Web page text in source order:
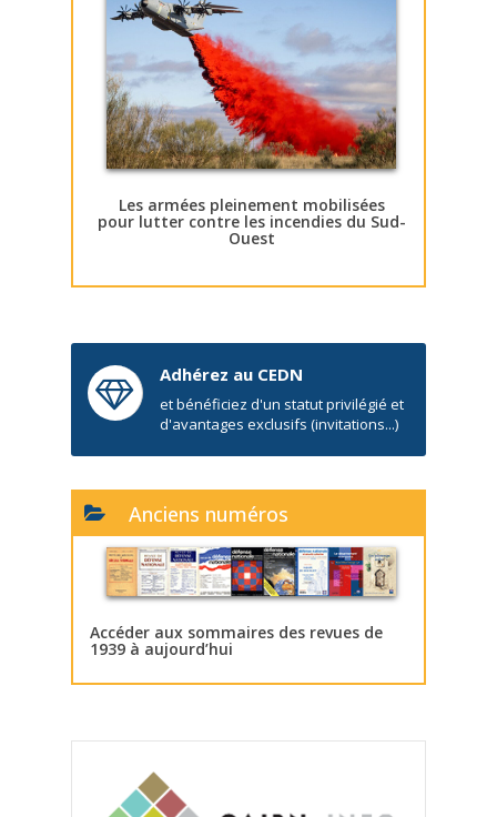
Les armées pleinement mobilisées
pour lutter contre les incendies du Sud-
Ouest
Adhérez au CEDN
et bénéficiez d'un statut privilégié et
d'avantages exclusifs (invitations...)
Anciens numéros
Accéder aux sommaires des revues de
1939 à aujourd’hui